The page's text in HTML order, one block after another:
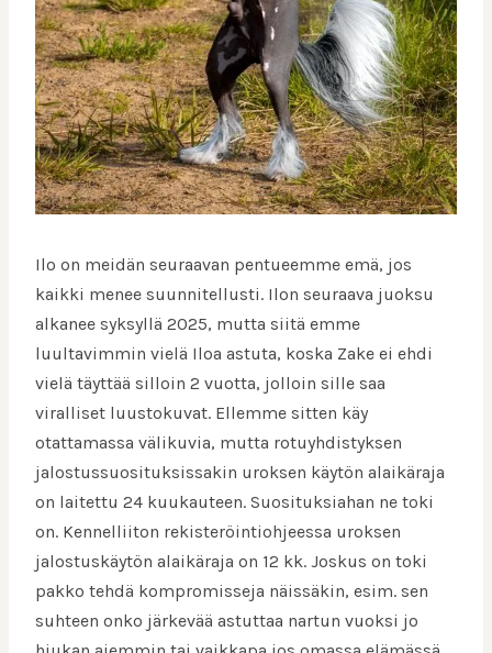
Ilo on meidän seuraavan pentueemme emä, jos
kaikki menee suunnitellusti. Ilon seuraava juoksu
alkanee syksyllä 2025, mutta siitä emme
luultavimmin vielä Iloa astuta, koska Zake ei ehdi
vielä täyttää silloin 2 vuotta, jolloin sille saa
viralliset luustokuvat. Ellemme sitten käy
otattamassa välikuvia, mutta rotuyhdistyksen
jalostussuosituksissakin uroksen käytön alaikäraja
on laitettu 24 kuukauteen. Suosituksiahan ne toki
on. Kennelliiton rekisteröintiohjeessa uroksen
jalostuskäytön alaikäraja on 12 kk. Joskus on toki
pakko tehdä kompromisseja näissäkin, esim. sen
suhteen onko järkevää astuttaa nartun vuoksi jo